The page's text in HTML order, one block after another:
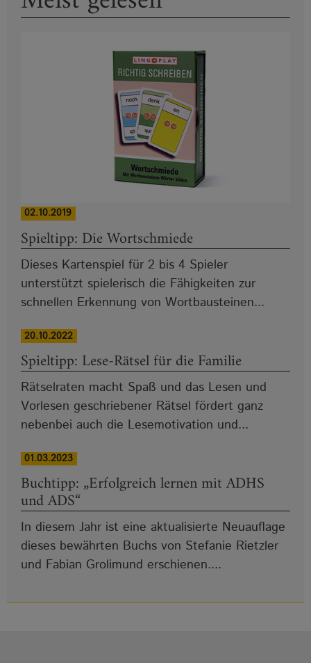
02.10.2019
Spieltipp: Die Wortschmiede
Dieses Kartenspiel für 2 bis 4 Spieler
unterstützt spielerisch die Fähigkeiten zur
schnellen Erkennung von Wortbausteinen...
20.10.2022
Spieltipp: Lese-Rätsel für die Familie
Rätselraten macht Spaß und das Lesen und
Vorlesen geschriebener Rätsel fördert ganz
nebenbei auch die Lesemotivation und...
01.03.2023
Buchtipp: „Erfolgreich lernen mit ADHS
und ADS“
In diesem Jahr ist eine aktualisierte Neuauflage
dieses bewährten Buchs von Stefanie Rietzler
und Fabian Grolimund erschienen....